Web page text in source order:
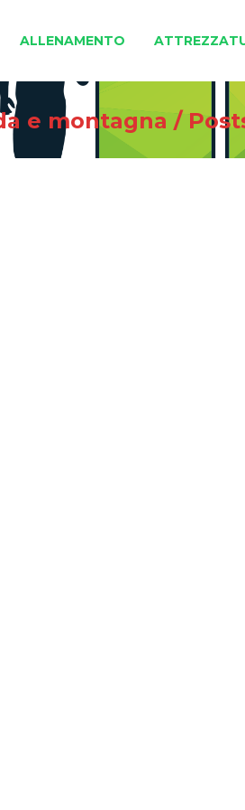
ALLENAMENTO
e montagna /